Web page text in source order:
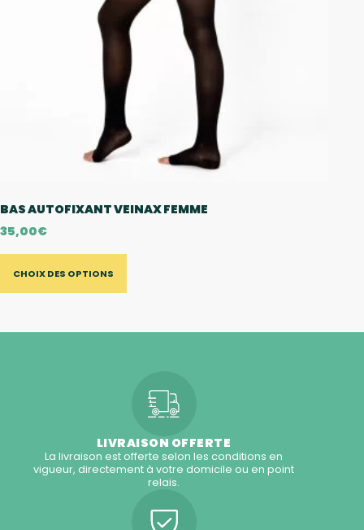
BAS AUTOFIXANT VEINAX FEMME
35,00€
CHOIX DES OPTIONS
LIVRAISON OFFERTE
La livraison est offerte selon les conditions en
vigueur, directement à votre domicile ou en point
relais.